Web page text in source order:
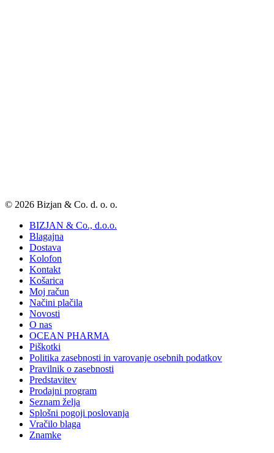
© 2026 Bizjan & Co. d. o. o.
BIZJAN & Co., d.o.o.
Blagajna
Dostava
Kolofon
Kontakt
Košarica
Moj račun
Načini plačila
Novosti
O nas
OCEAN PHARMA
Piškotki
Politika zasebnosti in varovanje osebnih podatkov
Pravilnik o zasebnosti
Predstavitev
Prodajni program
Seznam želja
Splošni pogoji poslovanja
Vračilo blaga
Znamke